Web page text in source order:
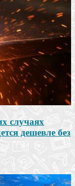
случаях
дешевле без